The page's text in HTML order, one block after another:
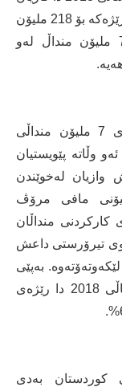
كردووە، بەپێی چەند ئامارێكی تر لەئێستادا رێژەكە بۆ 218 ملیۆن
منداڵ بەرزبۆتەوە، و لەو ژمارەیەش 73 ملیۆن منداڵ لەو
بەپێی راپۆرتی رێكخراوی یونسێف نزیكەی 7 ملیۆن منداڵی
وڵاتە پێویستیان
وازیان لەخوێندن
مافی مرۆڤ
ساڵی 2014 وە رێژەی كاركردنی منداڵان
تیرۆرستی داعش
ئاوارەی لێكەوتەۆتەوە. بەپێی
ئاماری وەزارەتی پەروەردەی عێراق لەساڵی 2018 دا رێژەی
كوردستان بەدی